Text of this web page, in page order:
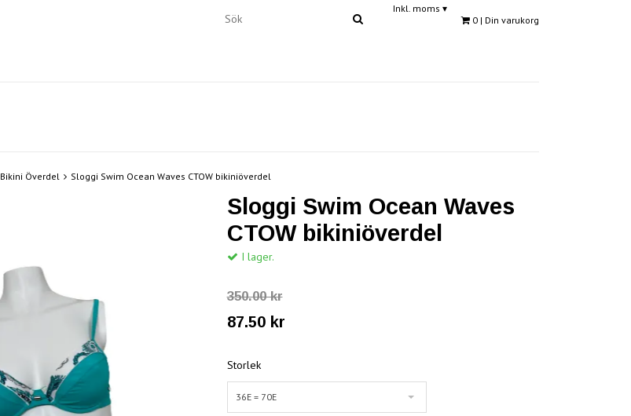
Inkl. moms ▾
0 | Din varukorg
Bikini Överdel Sloggi Swim Ocean Waves CTOW bikiniöverdel
Sloggi Swim Ocean Waves
CTOW bikiniöverdel
I lager.
350.00 kr
87.50 kr
Storlek
36E = 70E